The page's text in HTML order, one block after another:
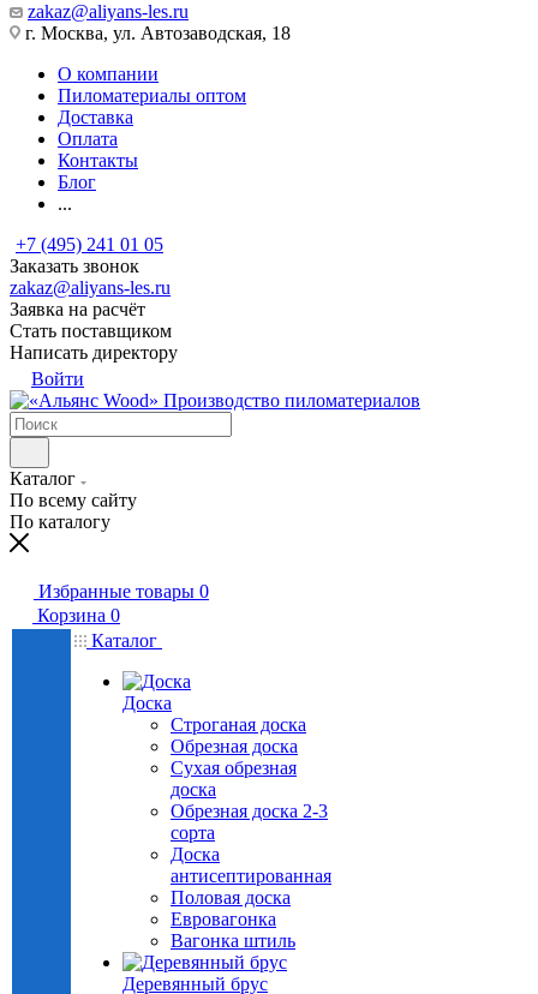
zakaz@aliyans-les.ru
г. Москва, ул. Автозаводская, 18
О компании
Пиломатериалы оптом
Доставка
Оплата
Контакты
Блог
...
+7 (495) 241 01 05
Заказать звонок
zakaz@aliyans-les.ru
Заявка на расчёт
Стать поставщиком
Написать директору
Войти
Производство пиломатериалов
Каталог
По всему сайту
По каталогу
Избранные товары 0
Корзина 0
Каталог
Доска
Строганая доска
Обрезная доска
Сухая обрезная
доска
Обрезная доска 2-3
сорта
Доска
антисептированная
Половая доска
Евровагонка
Вагонка штиль
Деревянный брус